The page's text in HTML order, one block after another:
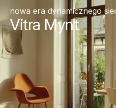
nowa era dynamicznego
Vitra Mynt